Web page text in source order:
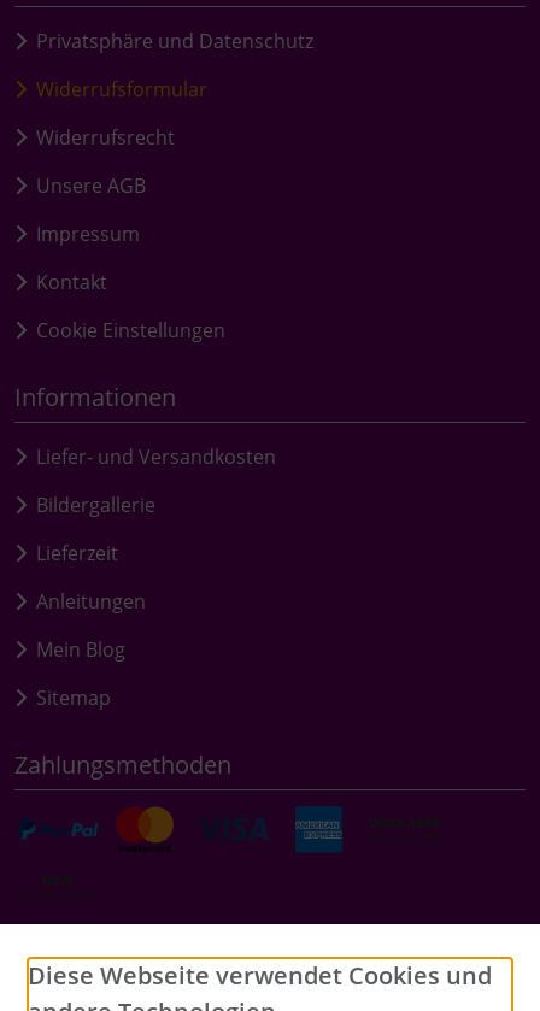
Privatsphäre und Datenschutz
Widerrufsformular
Widerrufsrecht
Unsere AGB
Impressum
Kontakt
Cookie Einstellungen
Informationen
Liefer- und Versandkosten
Bildergallerie
Lieferzeit
Anleitungen
Mein Blog
Sitemap
Zahlungsmethoden
Social Media
Diese Webseite verwendet Cookies und